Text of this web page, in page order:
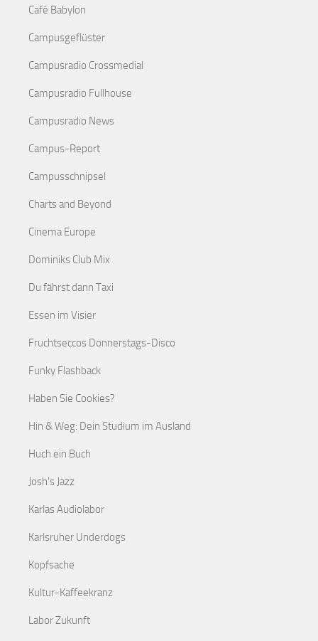
Café Babylon
Campusgeflüster
Campusradio Crossmedial
Campusradio Fullhouse
Campusradio News
Campus-Report
Campusschnipsel
Charts and Beyond
Cinema Europe
Dominiks Club Mix
Du fährst dann Taxi
Essen im Visier
Fruchtseccos Donnerstags-Disco
Funky Flashback
Haben Sie Cookies?
Hin & Weg: Dein Studium im Ausland
Huch ein Buch
Josh's Jazz
Karlas Audiolabor
Karlsruher Underdogs
Kopfsache
Kultur-Kaffeekranz
Labor Zukunft